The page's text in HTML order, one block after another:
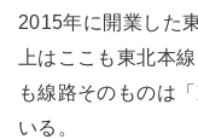
2015年に開業した
上はここも東北本
も線路そのものは
いる。